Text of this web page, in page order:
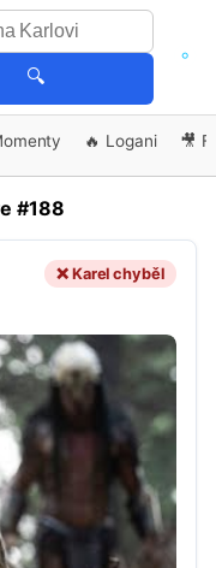
🔍
🔥 Logani 🎥
#188
❌ Karel chyběl